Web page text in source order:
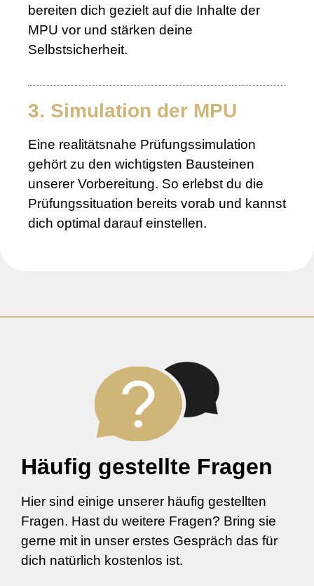
bereiten dich gezielt auf die Inhalte der
MPU vor und stärken deine
Selbstsicherheit.
3. Simulation der MPU
Eine realitätsnahe Prüfungssimulation
gehört zu den wichtigsten Bausteinen
unserer Vorbereitung. So erlebst du die
Prüfungssituation bereits vorab und kannst
dich optimal darauf einstellen.
Häufig gestellte Fragen
Hier sind einige unserer häufig gestellten
Fragen. Hast du weitere Fragen? Bring sie
gerne mit in unser erstes Gespräch das für
dich natürlich kostenlos ist.